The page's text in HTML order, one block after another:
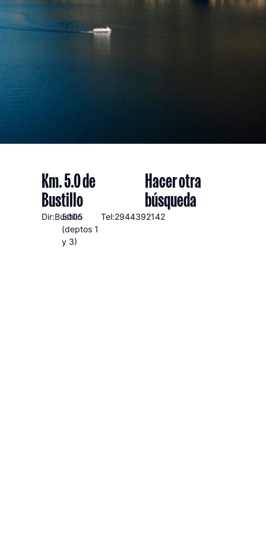
Km. 5.0 de
Bustillo
Dir:Bustillo
5005
(deptos 1
y 3)
Tel:2944392142
Hacer otra
búsqueda